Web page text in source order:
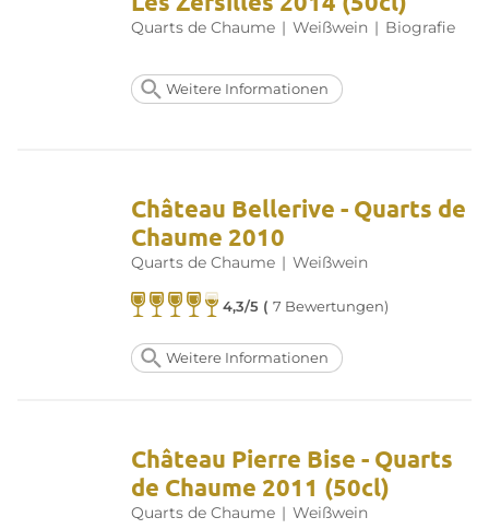
sind oft voll des Lobes. Ob Jahrgangswein oder nicht – sein
Preis bleibt sehr erschwinglich.
Quarts de Chaume | Weißwein | Biografie
Weitere Informationen
Château Bellerive - Quarts de
Chaume 2010
Quarts de Chaume | Weißwein
4,3/5 (7 Bewertungen)
Weitere Informationen
Château Pierre Bise - Quarts
de Chaume 2011 (50cl)
Quarts de Chaume | Weißwein